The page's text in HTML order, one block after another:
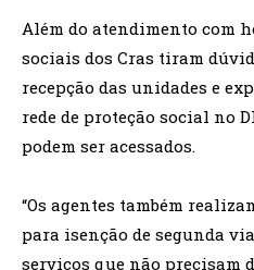
Além do atendimento com
sociais dos Cras tiram
recepção das unidades e
rede de proteção social no
podem ser acessados.
“Os agentes também
para isenção de segunda
serviços que não precisam